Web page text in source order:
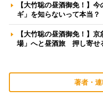
【大竹聡の昼酒御免！】
ギ」を知らないって本当
【大竹聡の昼酒御免！】
場」へと昼酒旅 押し寄せ
著者・